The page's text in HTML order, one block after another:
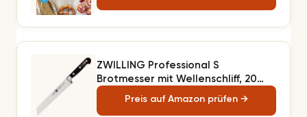
ZWILLING Professional S
Brotmesser mit Wellenschliff, 20
cm, Rostfreier Spezialstahl, Made
in Germany
Preis auf Amazon prüfen →